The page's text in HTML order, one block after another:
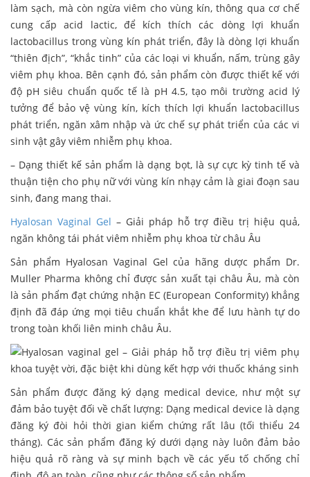
làm sạch, mà còn ngừa viêm cho vùng kín, thông qua cơ chế
cung cấp acid lactic, để kích thích các dòng lợi khuẩn
lactobacillus trong vùng kín phát triển, đây là dòng lợi khuẩn
“thiên địch”, “khắc tinh” của các loại vi khuẩn, nấm, trùng gây
viêm phụ khoa. Bên cạnh đó, sản phẩm còn được thiết kế với
độ pH siêu chuẩn quốc tế là pH 4.5, tạo môi trường acid lý
tưởng để bảo vệ vùng kín, kích thích lợi khuẩn lactobacillus
phát triển, ngăn xâm nhập và ức chế sự phát triển của các vi
sinh vật gây viêm nhiễm phụ khoa.
– Dạng thiết kế sản phẩm là dạng bọt, là sự cực kỳ tinh tế và
thuận tiện cho phụ nữ với vùng kín nhạy cảm là giai đoạn sau
sinh, đang mang thai.
Hyalosan Vaginal Gel – Giải pháp hỗ trợ điều trị hiệu quả,
ngăn không tái phát viêm nhiễm phụ khoa từ châu Âu
Sản phẩm Hyalosan Vaginal Gel của hãng dược phẩm Dr.
Muller Pharma không chỉ được sản xuất tại châu Âu, mà còn
là sản phẩm đạt chứng nhận EC (European Conformity) khẳng
định đã đáp ứng mọi tiêu chuẩn khắt khe để lưu hành tự do
trong toàn khối liên minh châu Âu.
Sản phẩm được đăng ký dạng medical device, như một sự
đảm bảo tuyệt đối về chất lượng: Dạng medical device là dạng
đăng ký đòi hỏi thời gian kiểm chứng rất lâu (tối thiểu 24
tháng). Các sản phẩm đăng ký dưới dạng này luôn đảm bảo
hiệu quả rõ ràng và sự minh bạch về các yếu tố chống chỉ